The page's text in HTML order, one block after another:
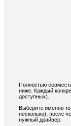
Полностью
ниже. Каждый
доступных).
Выберите именно
несколько), после
нужный драйвер.